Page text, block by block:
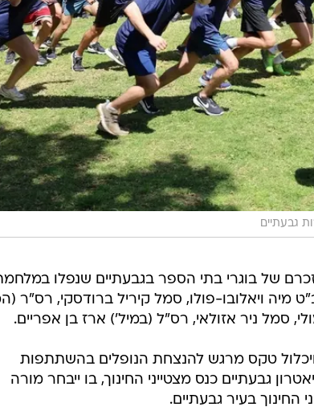
גבעתיים
של בוגרי בתי הספר בגבעתיים שנפלו
מיה ויאלובו-פולו, סמל קיריל ברודסקי, רס"ר
סמל ניר אזולאי, רס"ל (במיל') ארז בן אפריים.
טקס מרגש להנצחת הנופלים בהשתתפות
גבעתיים כנס מצטייני החינוך, בו ייבחר מורה
החינוך בעיר גבעתיים.